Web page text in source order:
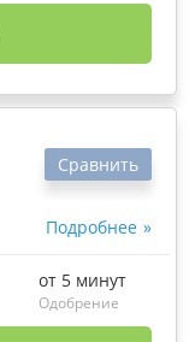
Подробнее
Сравнить
от 5 минут
Одобрение